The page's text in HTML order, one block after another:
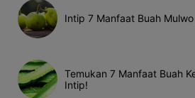
Intip 7 Manfaat Buah
Temukan 7 Manfaat Buah
Intip!